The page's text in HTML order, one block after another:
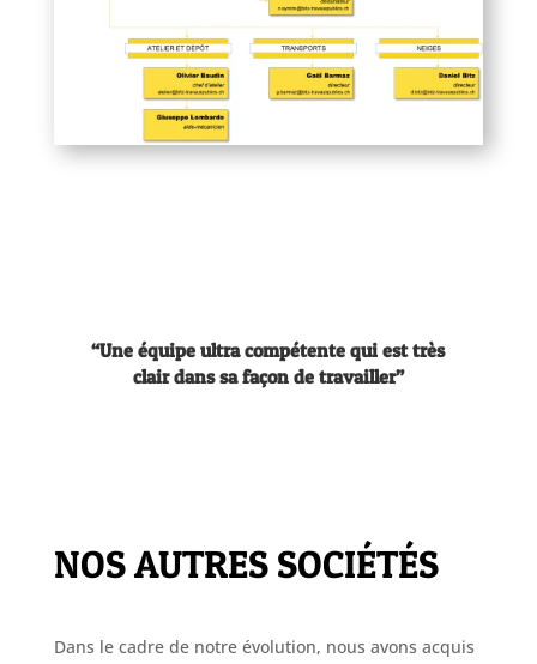
“Une équipe ultra compétente qui est très
clair dans sa façon de travailler”
NOS AUTRES SOCIÉTÉS
Dans le cadre de notre évolution, nous avons acquis